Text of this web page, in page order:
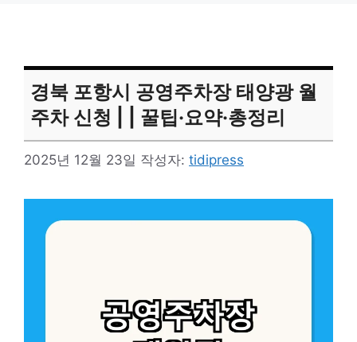
경북 포항시 공영주차장 태양광 월
주차 신청 | | 꿀팁·요약·총정리
2025년 12월 23일 작성자: tidipress